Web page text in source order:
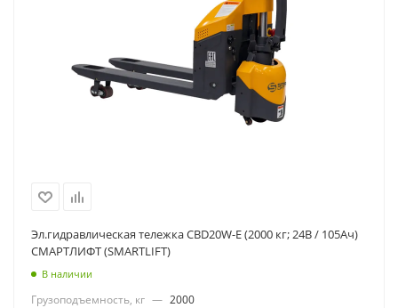
Эл.гидравлическая тележка CBD20W-E (2000 кг; 24В / 105Ач)
СМАРТЛИФТ (SMARTLIFT)
В наличии
Грузоподъемность, кг — 2000